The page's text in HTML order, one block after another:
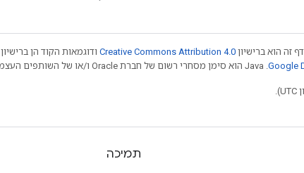
זה הוא ברישיון Creative Commons Attribution 4.0 ודוגמאות הקוד הן ברישיון
תמיכה